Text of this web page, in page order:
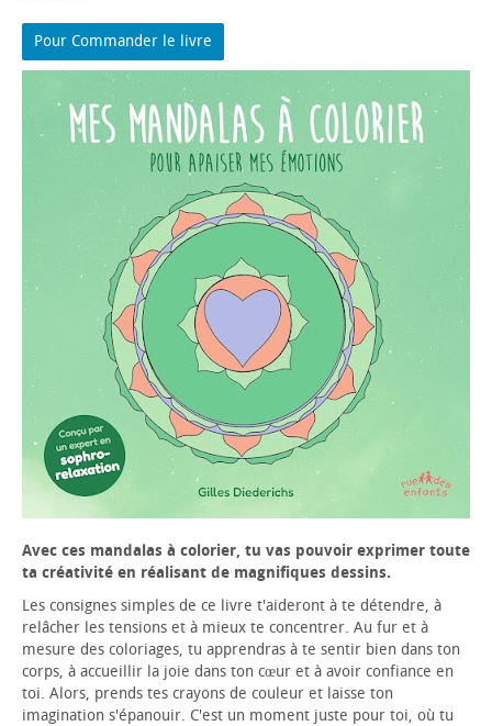
Pour Commander le livre
Avec ces mandalas à colorier, tu vas pouvoir exprimer toute
ta créativité en réalisant de magnifiques dessins.
Les consignes simples de ce livre t'aideront à te détendre, à
relâcher les tensions et à mieux te concentrer. Au fur et à
mesure des coloriages, tu apprendras à te sentir bien dans ton
corps, à accueillir la joie dans ton cœur et à avoir confiance en
toi. Alors, prends tes crayons de couleur et laisse ton
imagination s'épanouir. C'est un moment juste pour toi, où tu